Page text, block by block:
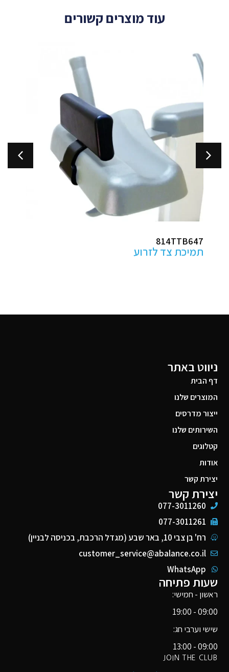
עוד מוצרים קשורים
מגני עקב למניעת פצעי לחץ
ניווט באתר
דף הבית
המוצרים שלנו
ייצור מדרסים
השירותים שלנו
קטלוגים
אודות
יצירת קשר
יצירת קשר
077-3011260
077-3011261
רח' בן צבי 10, באר שבע (מגדל הרכבת, בכניסה לבניין)
customer_service@abalance.co.il
WhatsApp
שעות פתיחה
ראשון - חמישי:
09:00 - 19:00
שישי וערבי חג:
09:00 - 13:00
JOIN THE CLUB